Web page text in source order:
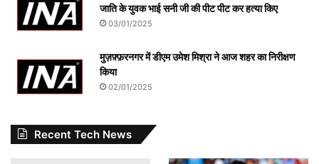
जाति के युवक भाई सनी जी की पीट पीट कर हत्या किए
03/01/2025
मुज़फ़्फ़रनगर में डीएम उमेश मिश्रा ने आज शहर का निरीक्षण
किया
02/01/2025
Recent Tech News